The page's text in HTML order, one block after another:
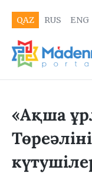
QAZ RUS ENG
«Ақша